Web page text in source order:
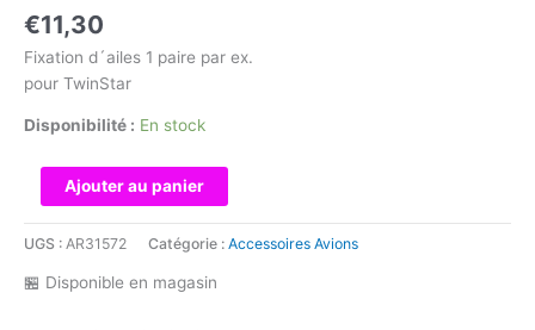
€11,30
Fixation d´ailes 1 paire par ex.
pour TwinStar
Disponibilité : En stock
quantité
de
´ailes
Ajouter au panier
UGS : AR31572 Catégorie : Accessoires Avions
🏪 Disponible en magasin